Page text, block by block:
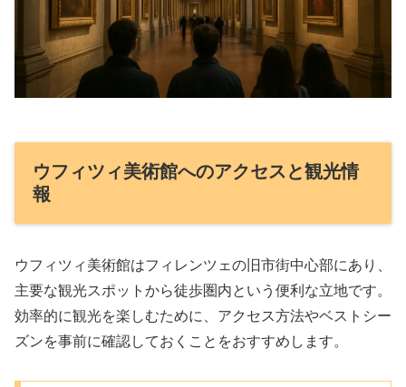
ウフィツィ美術館へのアクセスと観光情
報
ウフィツィ美術館はフィレンツェの旧市街中心部にあり、
主要な観光スポットから徒歩圏内という便利な立地です。
効率的に観光を楽しむために、アクセス方法やベストシー
ズンを事前に確認しておくことをおすすめします。